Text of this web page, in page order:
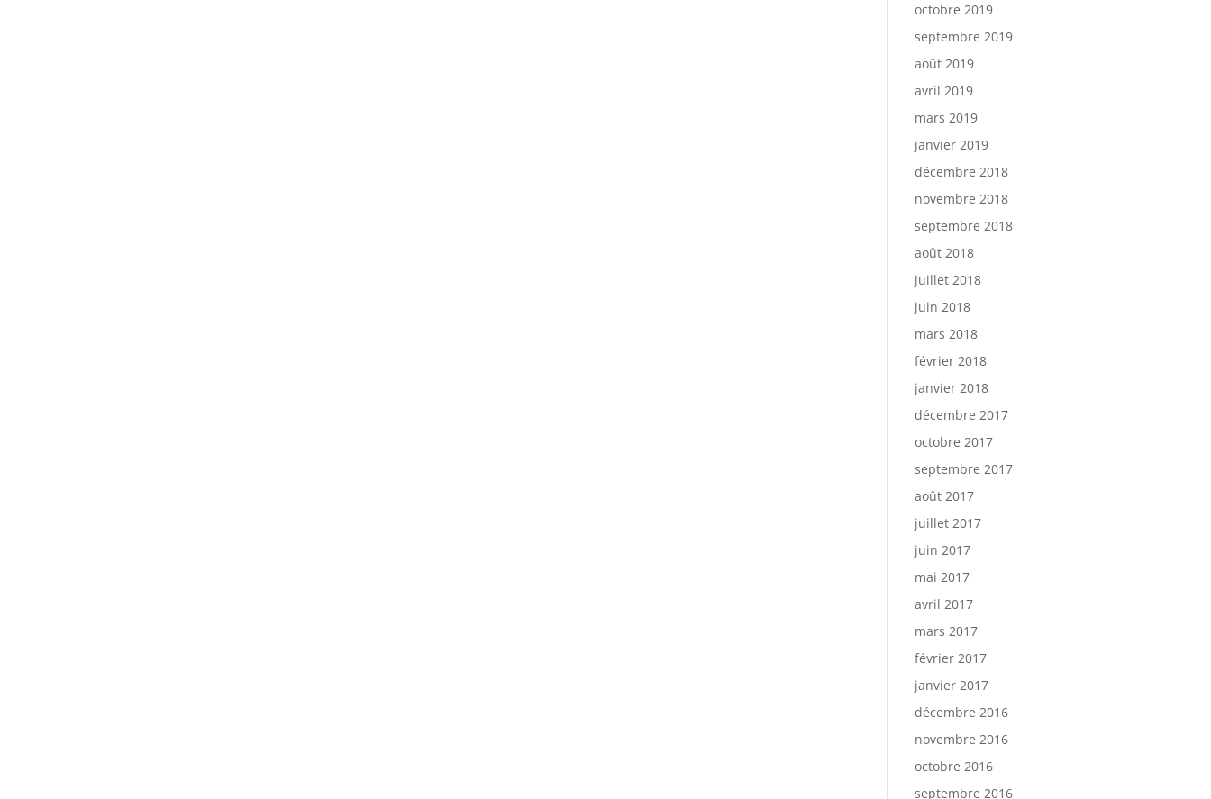
octobre 2019
septembre 2019
août 2019
avril 2019
mars 2019
janvier 2019
décembre 2018
novembre 2018
septembre 2018
août 2018
juillet 2018
juin 2018
mars 2018
février 2018
janvier 2018
décembre 2017
octobre 2017
septembre 2017
août 2017
juillet 2017
juin 2017
mai 2017
avril 2017
mars 2017
février 2017
janvier 2017
décembre 2016
novembre 2016
octobre 2016
septembre 2016